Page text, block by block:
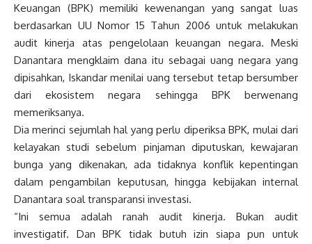
Keuangan (BPK) memiliki kewenangan yang sangat luas
berdasarkan UU Nomor 15 Tahun 2006 untuk melakukan
audit kinerja atas pengelolaan keuangan negara. Meski
Danantara mengklaim dana itu sebagai uang negara yang
dipisahkan, Iskandar menilai uang tersebut tetap bersumber
dari ekosistem negara sehingga BPK berwenang
memeriksanya.
Dia merinci sejumlah hal yang perlu diperiksa BPK, mulai dari
kelayakan studi sebelum pinjaman diputuskan, kewajaran
bunga yang dikenakan, ada tidaknya konflik kepentingan
dalam pengambilan keputusan, hingga kebijakan internal
Danantara soal transparansi investasi.
“Ini semua adalah ranah audit kinerja. Bukan audit
investigatif. Dan BPK tidak butuh izin siapa pun untuk